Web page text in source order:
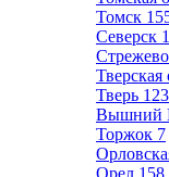
Томск
Северск
Тверская
Тверь 123
Вышний
Торжок 7
Орел 158